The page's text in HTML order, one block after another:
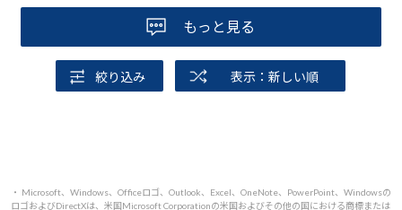
もっと見る
絞り込み 表示：新しい順
・ Microsoft、Windows、Officeロゴ、Outlook、Excel、OneNote、PowerPoint、Windowsの
ロゴおよびDirectXは、米国Microsoft Corporationの米国およびその他の国における商標または